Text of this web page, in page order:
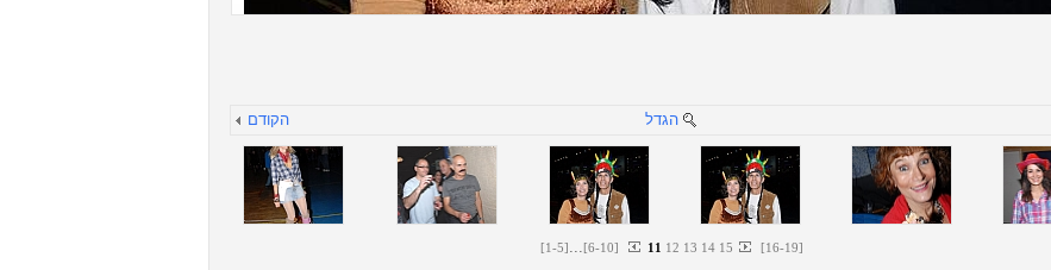
הקודם הגדל
[1-5]...[6-10] 11 12 13 14 15 [16-19]